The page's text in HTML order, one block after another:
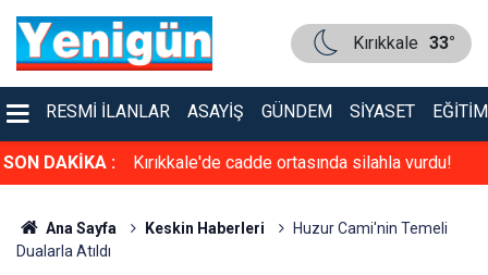
Kırıkkale 33°
RESMI İLANLAR ASAYIŞ GÜNDEM SIYASET EĞITIM
SON DAKİKA :
"evet" Kırıkkale'de cadde ortasında silahla vurdu!
Ana Sayfa Keskin Haberleri
Huzur Cami'nin Temeli
Dualarla Atıldı